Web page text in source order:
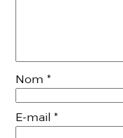
Nom*
E-mail*